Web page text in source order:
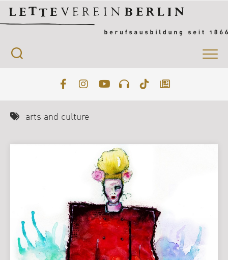
content
arts and culture